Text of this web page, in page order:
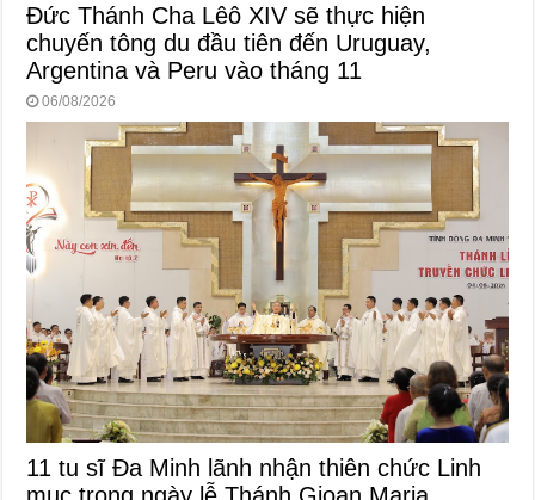
Đức Thánh Cha Lêô XIV sẽ thực hiện
chuyến tông du đầu tiên đến Uruguay,
Argentina và Peru vào tháng 11
06/08/2026
11 tu sĩ Đa Minh lãnh nhận thiên chức Linh